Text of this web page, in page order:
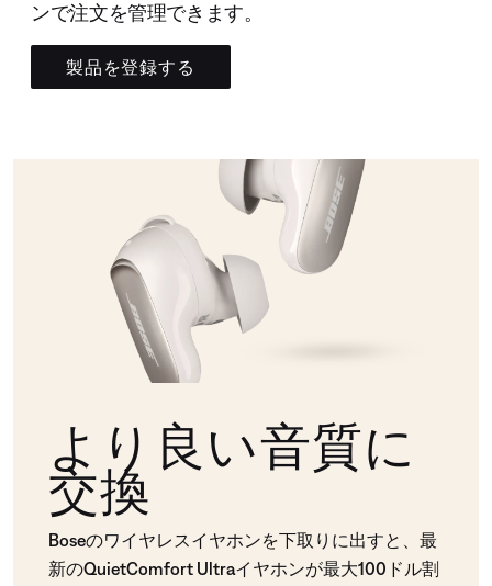
ンで注文を管理できます。
製品を登録する
より良い音質に
交換
Boseのワイヤレスイヤホンを下取りに出すと、最
新のQuietComfort Ultraイヤホンが最大100ドル割